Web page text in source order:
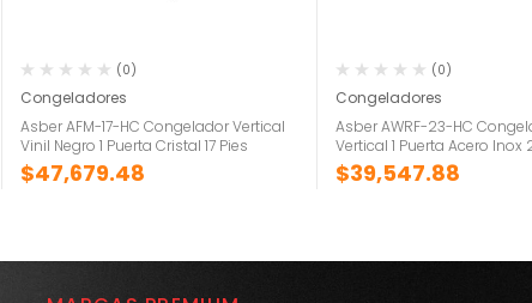
(0)
Congeladores
Asber AFM-17-HC Congelador Vertical
Vinil Negro 1 Puerta Cristal 17 Pies
$47,679.48
(0)
Congeladores
Asber AWRF-23-HC
Vertical 1 Puerta Acero Inox
$39,547.88